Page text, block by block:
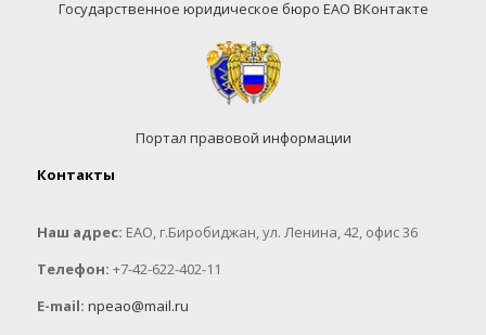
Государственное юридическое бюро ЕАО ВКонтакте
Портал правовой информации
Контакты
Наш адрес: ЕАО, г.Биробиджан, ул. Ленина, 42, офис 36
Телефон: +7-42-622-402-11
E-mail: npeao@mail.ru